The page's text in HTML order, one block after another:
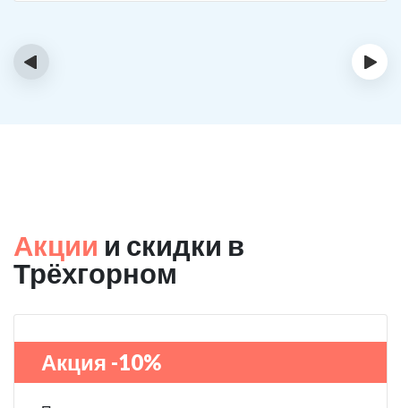
‹ ›
Акции и скидки в
Трёхгорном
Акция -10%